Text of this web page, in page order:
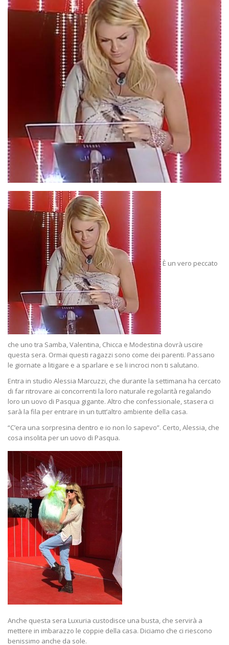
È un vero peccato
che uno tra Samba, Valentina, Chicca e Modestina dovrà uscire
questa sera. Ormai questi ragazzi sono come dei parenti. Passano
le giornate a litigare e a sparlare e se li incroci non ti salutano.
Entra in studio Alessia Marcuzzi, che durante la settimana ha cercato
di far ritrovare ai concorrenti la loro naturale regolarità regalando
loro un uovo di Pasqua gigante. Altro che confessionale, stasera ci
sarà la fila per entrare in un tutt’altro ambiente della casa.
“C’era una sorpresina dentro e io non lo sapevo”. Certo, Alessia, che
cosa insolita per un uovo di Pasqua.
Anche questa sera Luxuria custodisce una busta, che servirà a
mettere in imbarazzo le coppie della casa. Diciamo che ci riescono
benissimo anche da sole.